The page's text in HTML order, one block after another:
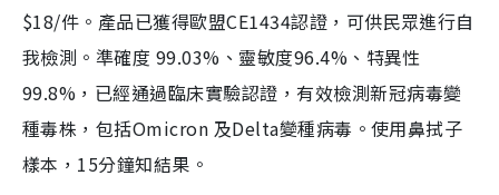
$18/件。產品已獲得歐盟CE1434認證，可供民眾進行自
我檢測。準確度 99.03%、靈敏度96.4%、特異性
99.8%，已經通過臨床實驗認證，有效檢測新冠病毒變
種毒株，包括Omicron 及Delta變種病毒。使用鼻拭子
樣本，15分鐘知結果。